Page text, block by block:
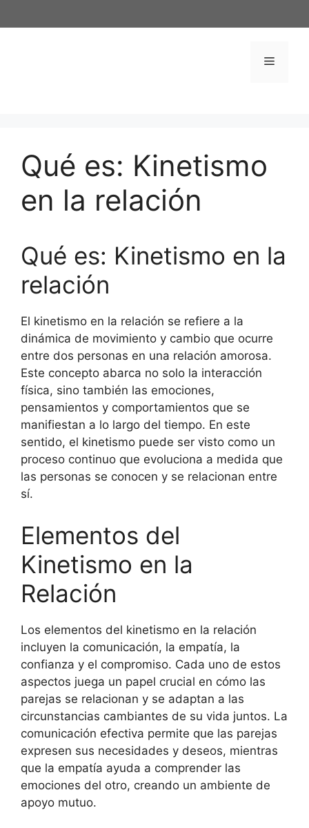
al
Menú
Qué es: Kinetismo
en la relación
Qué es: Kinetismo en la
relación
El kinetismo en la relación se refiere a la
dinámica de movimiento y cambio que ocurre
entre dos personas en una relación amorosa.
Este concepto abarca no solo la interacción
física, sino también las emociones,
pensamientos y comportamientos que se
manifiestan a lo largo del tiempo. En este
sentido, el kinetismo puede ser visto como un
proceso continuo que evoluciona a medida que
las personas se conocen y se relacionan entre
sí.
Elementos del
Kinetismo en la
Relación
Los elementos del kinetismo en la relación
incluyen la comunicación, la empatía, la
confianza y el compromiso. Cada uno de estos
aspectos juega un papel crucial en cómo las
parejas se relacionan y se adaptan a las
circunstancias cambiantes de su vida juntos. La
comunicación efectiva permite que las parejas
expresen sus necesidades y deseos, mientras
que la empatía ayuda a comprender las
emociones del otro, creando un ambiente de
apoyo mutuo.